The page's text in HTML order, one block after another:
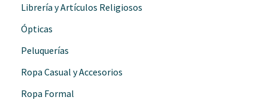
Librería y Artículos Religiosos
Ópticas
Peluquerías
Ropa Casual y Accesorios
Ropa Formal